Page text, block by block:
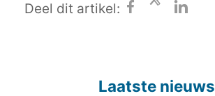
Deel dit artikel:
Laatste nieuws